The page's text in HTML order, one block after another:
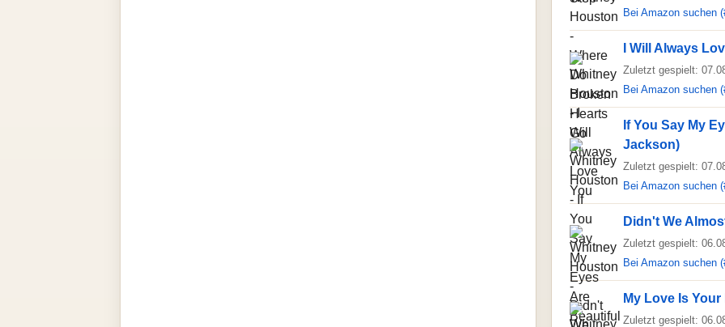
Bei Amazon suchen
I Will Always
Zuletzt gespielt:
Bei Amazon suchen
If You Say My
Jackson)
Zuletzt gespielt:
Bei Amazon suchen
Didn't We
Zuletzt gespielt:
Bei Amazon suchen
My Love Is Your
Zuletzt gespielt: